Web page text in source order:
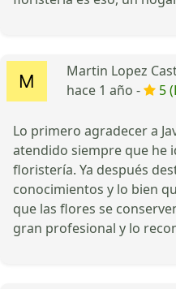
Martin Lopez
hace 1 año -
5
Lo primero agradecer a
atendido siempre que he
floristería. Ya después
conocimientos y lo bien
que las flores se
gran profesional y lo